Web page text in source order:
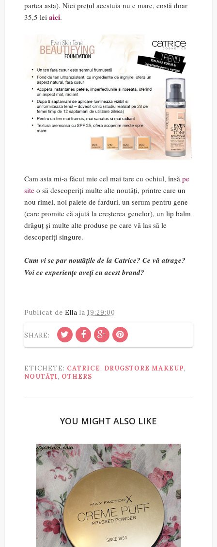
partea asta). Nici prețul acestuia nu e mare, costă doar
35,5 lei aici.
Cam asta mi-a făcut mie cel mai tare cu ochiul, însă pe
site o să descoperiți multe alte noutăți, printre care un
nou rimel, noi palete de farduri, un serum pentru gene
(care promite că ajută la creșterea genelor), un lip balm
drăguț și multe alte produse pe care vă las să le
descoperiți singure.
Cum vi se par noutățile de la Catrice? Ce vă atrage?
Voi ce experiențe aveți cu acest brand?
Publicat de Ella la 19:29:00
SHARE:
ETICHETE: CATRICE, DRUGSTORE MAKEUP,
NOUTĂȚI, OTHERS
YOU MIGHT ALSO LIKE